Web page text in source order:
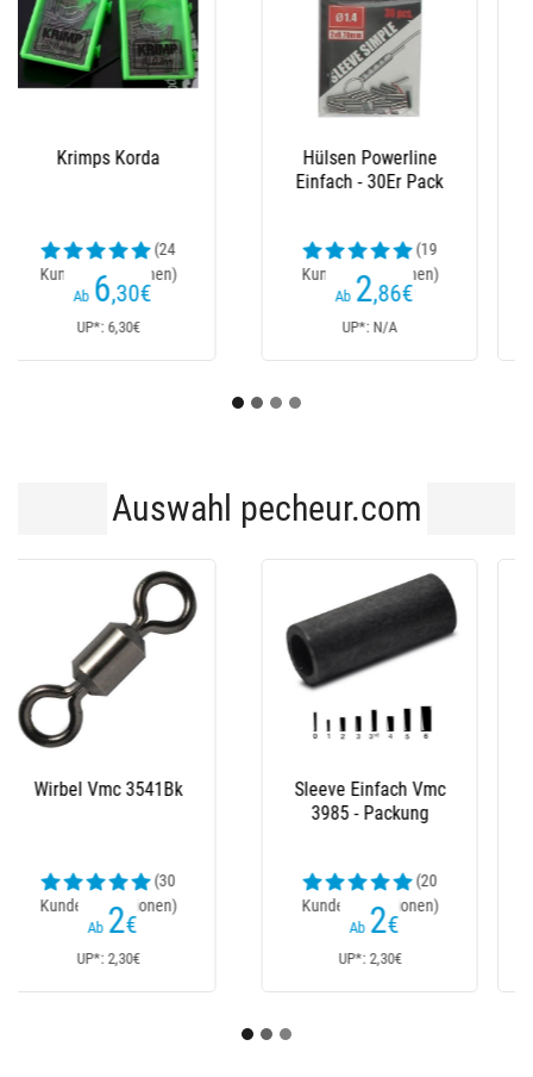
Sleeve/Hülsen Halco
Kundenrezensionen)
Ab 2,30 €
UP*: 2,30€
Hülsen Powerline
Doppelt - 10Er Pack
Kundenrezensionen)
Ab 2,86 €
UP*: N/A
Auswahl pecheur.com
Drillingshaken
Kundenrezensionen)
Ab 5 €
UP*: 6,70€
Fester Köder Scratch
Tackle Stinger Fixer
Ab 2 €
UP*: 2,20€